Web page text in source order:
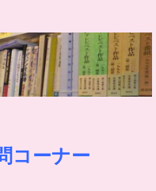
コーナー